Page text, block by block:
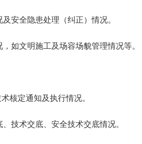
安全隐患处理（纠正）情况。
如文明施工及场容场貌管理情况等。
核定通知及执行情况。
技术交底、安全技术交底情况。